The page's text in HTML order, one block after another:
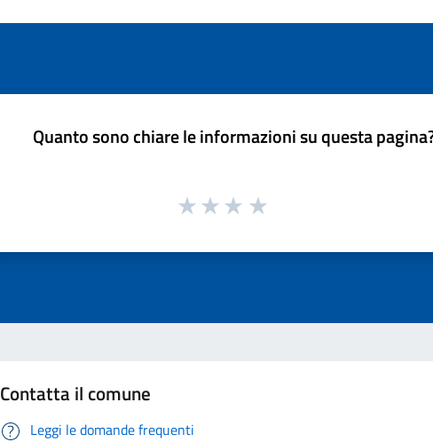
Quanto sono chiare le informazioni su questa
Contatta il comune
Leggi le domande frequenti